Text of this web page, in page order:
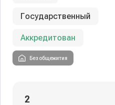
Государственный
Аккредитован
Без общежития
2